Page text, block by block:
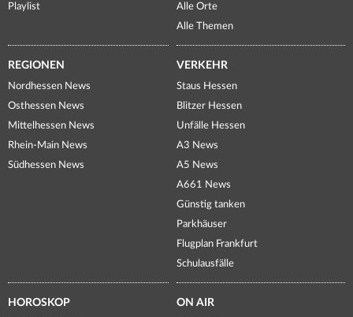
Playlist
Alle Orte
Alle Themen
REGIONEN
Nordhessen News
Osthessen News
Mittelhessen News
Rhein-Main News
Südhessen News
VERKEHR
Staus Hessen
Blitzer Hessen
Unfälle Hessen
A3 News
A5 News
A661 News
Günstig tanken
Parkhäuser
Flugplan Frankfurt
Schulausfälle
HOROSKOP ON AIR